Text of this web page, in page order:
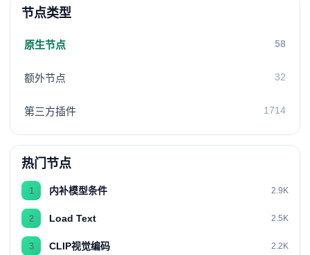
节点类型
原生节点 58
额外节点 32
第三方插件 1714
热门节点
1 内补模型条件 2.9K
2 Load Text 2.5K
3 CLIP视觉编码 2.2K